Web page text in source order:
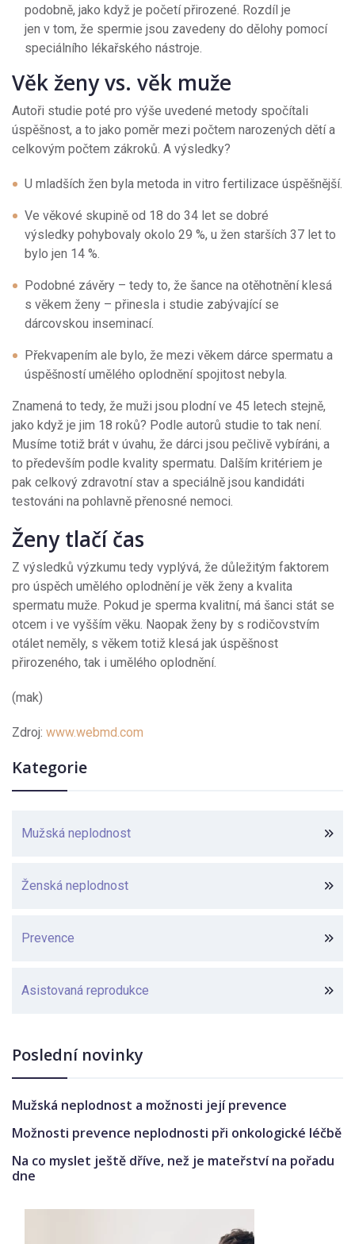
podobně, jako když je početí přirozené. Rozdíl je
jen v tom, že spermie jsou zavedeny do dělohy pomocí
speciálního lékařského nástroje.
Věk ženy vs. věk muže
Autoři studie poté pro výše uvedené metody spočítali
úspěšnost, a to jako poměr mezi počtem narozených dětí a
celkovým počtem zákroků. A výsledky?
U mladších žen byla metoda in vitro fertilizace úspěšnější.
Ve věkové skupině od 18 do 34 let se dobré
výsledky pohybovaly okolo 29 %, u žen starších 37 let to
bylo jen 14 %.
Podobné závěry – tedy to, že šance na otěhotnění klesá
s věkem ženy – přinesla i studie zabývající se
dárcovskou inseminací.
Překvapením ale bylo, že mezi věkem dárce spermatu a
úspěšností umělého oplodnění spojitost nebyla.
Znamená to tedy, že muži jsou plodní ve 45 letech stejně,
jako když je jim 18 roků? Podle autorů studie to tak není.
Musíme totiž brát v úvahu, že dárci jsou pečlivě vybíráni, a
to především podle kvality spermatu. Dalším kritériem je
pak celkový zdravotní stav a speciálně jsou kandidáti
testováni na pohlavně přenosné nemoci.
Ženy tlačí čas
Z výsledků výzkumu tedy vyplývá, že důležitým faktorem
pro úspěch umělého oplodnění je věk ženy a kvalita
spermatu muže. Pokud je sperma kvalitní, má šanci stát se
otcem i ve vyšším věku. Naopak ženy by s rodičovstvím
otálet neměly, s věkem totiž klesá jak úspěšnost
přirozeného, tak i umělého oplodnění.
(mak)
Zdroj: www.webmd.com
Kategorie
Mužská neplodnost
Ženská neplodnost
Prevence
Asistovaná reprodukce
Poslední novinky
Mužská neplodnost a možnosti její prevence
Možnosti prevence neplodnosti při onkologické léčbě
Na co myslet ještě dříve, než je mateřství na pořadu
dne